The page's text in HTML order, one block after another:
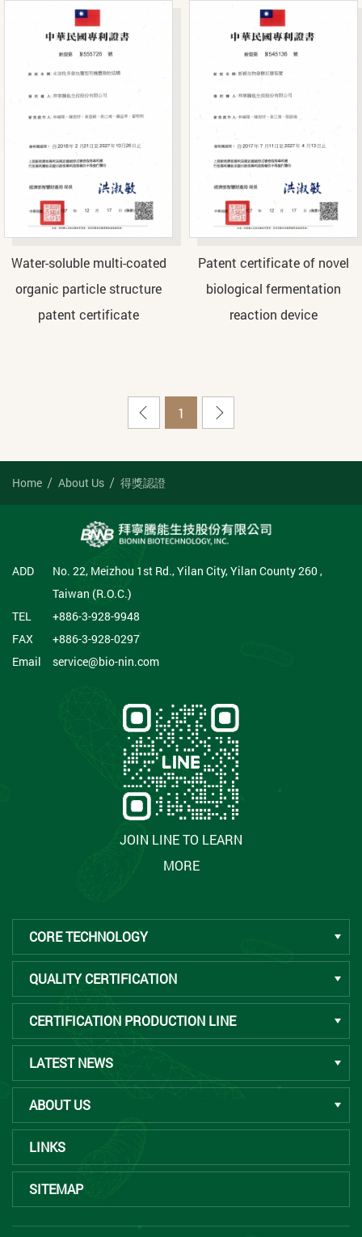
Water-soluble multi-coated
organic particle structure
patent certificate
Patent certificate of novel
biological fermentation
reaction device
上
頁
1
下
Home About Us 得獎認證
ADD
No. 22, Meizhou 1st Rd., Yilan City, Yilan County 260 ,
Taiwan (R.O.C.)
TEL
+886-3-928-9948
FAX
+886-3-928-0297
Email
service@bio-nin.com
JOIN LINE TO LEARN
MORE
CORE TECHNOLOGY
QUALITY CERTIFICATION
CERTIFICATION PRODUCTION LINE
LATEST NEWS
ABOUT US
LINKS
SITEMAP